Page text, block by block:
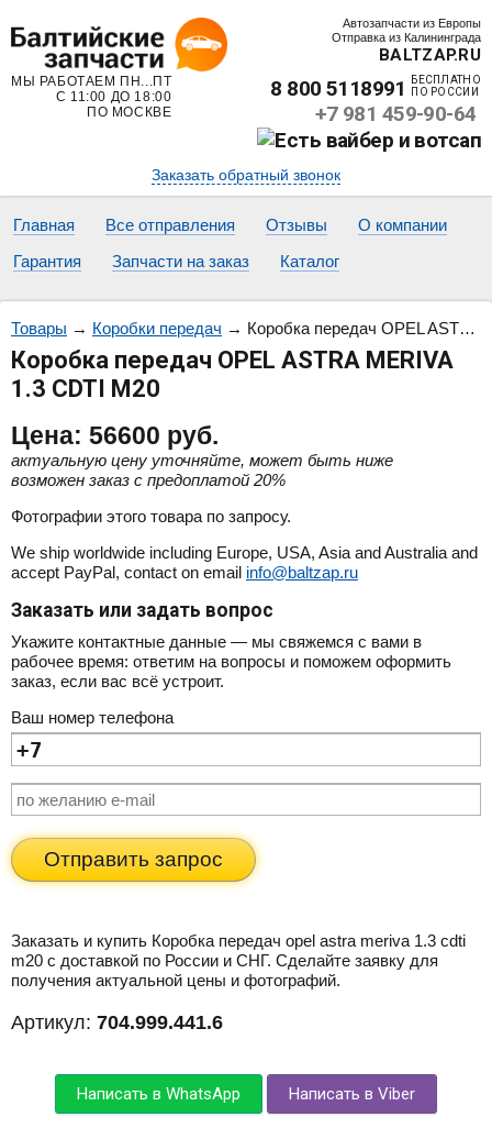
Автозапчасти из Европы
Отправка из Калининграда
BALTZAP.RU
МЫ РАБОТАЕМ ПН...ПТ
С 11:00 ДО 18:00
ПО МОСКВЕ
8 800 5118991
БЕСПЛАТНО
ПО РОССИИ
+7 981 459-90-64
Заказать обратный звонок
Главная Все отправления Отзывы
О компании
Гарантия
Запчасти на заказ Каталог
Товары → Коробки передач → Коробка передач OPEL ASTRA MERIVA 1.3 CDTI M20
Коробка передач OPEL ASTRA MERIVA
1.3 CDTI M20
Цена: 56600 руб.
актуальную цену уточняйте, может быть ниже
возможен заказ с предоплатой 20%
Фотографии этого товара по запросу.
We ship worldwide including Europe, USA, Asia and Australia and
accept PayPal, contact on email info@baltzap.ru
Заказать или задать вопрос
Укажите контактные данные — мы свяжемся с вами в
рабочее время: ответим на вопросы и поможем оформить
заказ, если вас всё устроит.
Ваш номер телефона
Отправить запрос
Заказать и купить Коробка передач opel astra meriva 1.3 cdti
m20 с доставкой по России и СНГ. Сделайте заявку для
получения актуальной цены и фотографий.
Артикул: 704.999.441.6
Написать в WhatsApp Написать в Viber